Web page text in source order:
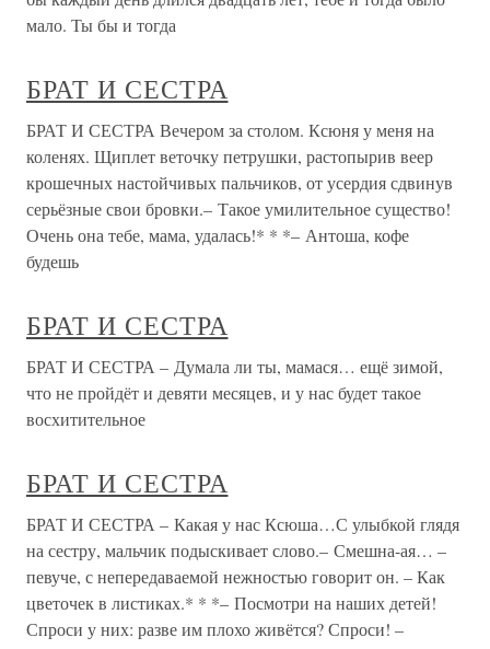
мало. Ты бы и тогда
БРАТ И СЕСТРА
БРАТ И СЕСТРА Вечером за столом. Ксюня у меня на
коленях. Щиплет веточку петрушки, растопырив веер
крошечных настойчивых пальчиков, от усердия сдвинув
серьёзные свои бровки.– Такое умилительное существо!
Очень она тебе, мама, удалась!* * *– Антоша, кофе
будешь
БРАТ И СЕСТРА
БРАТ И СЕСТРА – Думала ли ты, мамася… ещё зимой,
что не пройдёт и девяти месяцев, и у нас будет такое
восхитительное
БРАТ И СЕСТРА
БРАТ И СЕСТРА – Какая у нас Ксюша…С улыбкой глядя
на сестру, мальчик подыскивает слово.– Смешна-ая… –
певуче, с непередаваемой нежностью говорит он. – Как
цветочек в листиках.* * *– Посмотри на наших детей!
Спроси у них: разве им плохо живётся? Спроси! –